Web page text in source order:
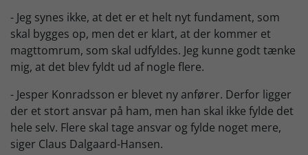
- Jeg synes ikke, at det er et helt nyt fundament, som
skal bygges op, men det er klart, at der kommer et
magttomrum, som skal udfyldes. Jeg kunne godt tænke
mig, at det blev fyldt ud af nogle flere.
- Jesper Konradsson er blevet ny anfører. Derfor ligger
der et stort ansvar på ham, men han skal ikke fylde det
hele selv. Flere skal tage ansvar og fylde noget mere,
siger Claus Dalgaard-Hansen.